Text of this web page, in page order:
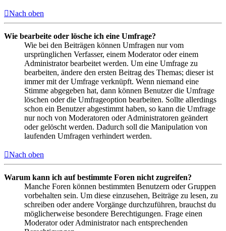
Nach oben
Wie bearbeite oder lösche ich eine Umfrage?
Wie bei den Beiträgen können Umfragen nur vom
ursprünglichen Verfasser, einem Moderator oder einem
Administrator bearbeitet werden. Um eine Umfrage zu
bearbeiten, ändere den ersten Beitrag des Themas; dieser ist
immer mit der Umfrage verknüpft. Wenn niemand eine
Stimme abgegeben hat, dann können Benutzer die Umfrage
löschen oder die Umfrageoption bearbeiten. Sollte allerdings
schon ein Benutzer abgestimmt haben, so kann die Umfrage
nur noch von Moderatoren oder Administratoren geändert
oder gelöscht werden. Dadurch soll die Manipulation von
laufenden Umfragen verhindert werden.
Nach oben
Warum kann ich auf bestimmte Foren nicht zugreifen?
Manche Foren können bestimmten Benutzern oder Gruppen
vorbehalten sein. Um diese einzusehen, Beiträge zu lesen, zu
schreiben oder andere Vorgänge durchzuführen, brauchst du
möglicherweise besondere Berechtigungen. Frage einen
Moderator oder Administrator nach entsprechenden